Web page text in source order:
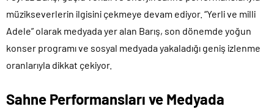
müzikseverlerin ilgisini çekmeye devam ediyor. “Yerli ve milli
Adele” olarak medyada yer alan Barış, son dönemde yoğun
konser programı ve sosyal medyada yakaladığı geniş izlenme
oranlarıyla dikkat çekiyor.
Sahne Performansları ve Medyada